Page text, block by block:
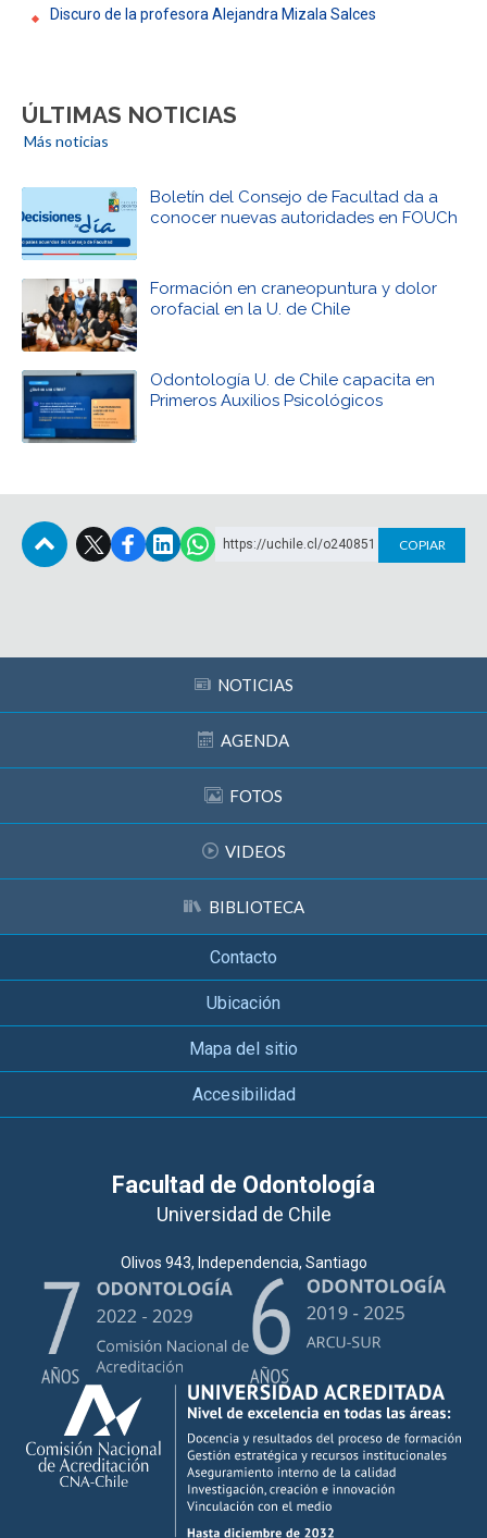
Discuro de la profesora Alejandra Mizala Salces
ÚLTIMAS NOTICIAS
Más noticias
Boletín del Consejo de Facultad da a
conocer nuevas autoridades en FOUCh
Formación en craneopuntura y dolor
orofacial en la U. de Chile
Odontología U. de Chile capacita en
Primeros Auxilios Psicológicos
https://uchile.cl/o240851 COPIAR
NOTICIAS
AGENDA
FOTOS
VIDEOS
BIBLIOTECA
Contacto
Ubicación
Mapa del sitio
Accesibilidad
Facultad de Odontología
Universidad de Chile
Olivos 943, Independencia, Santiago